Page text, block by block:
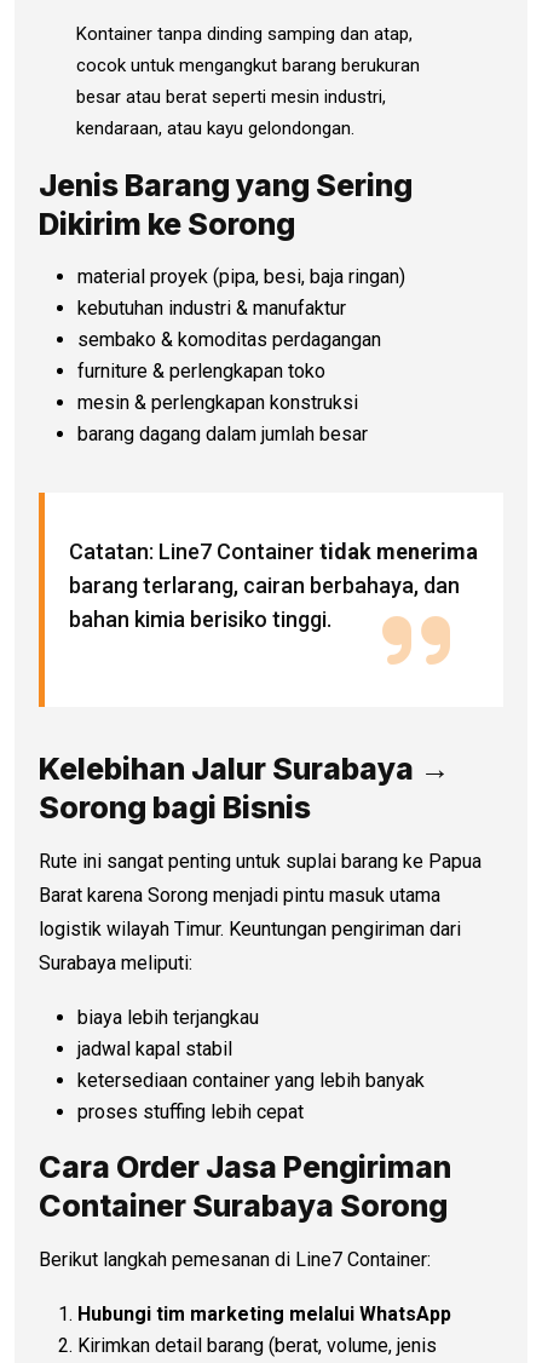
Kontainer tanpa dinding samping dan atap,
cocok untuk mengangkut barang berukuran
besar atau berat seperti mesin industri,
kendaraan, atau kayu gelondongan.
Jenis Barang yang Sering
Dikirim ke Sorong
material proyek (pipa, besi, baja ringan)
kebutuhan industri & manufaktur
sembako & komoditas perdagangan
furniture & perlengkapan toko
mesin & perlengkapan konstruksi
barang dagang dalam jumlah besar
Catatan: Line7 Container tidak menerima
barang terlarang, cairan berbahaya, dan
bahan kimia berisiko tinggi.
Kelebihan Jalur Surabaya →
Sorong bagi Bisnis
Rute ini sangat penting untuk suplai barang ke Papua
Barat karena Sorong menjadi pintu masuk utama
logistik wilayah Timur. Keuntungan pengiriman dari
Surabaya meliputi:
biaya lebih terjangkau
jadwal kapal stabil
ketersediaan container yang lebih banyak
proses stuffing lebih cepat
Cara Order Jasa Pengiriman
Container Surabaya Sorong
Berikut langkah pemesanan di Line7 Container:
Hubungi tim marketing melalui WhatsApp
Kirimkan detail barang (berat, volume, jenis